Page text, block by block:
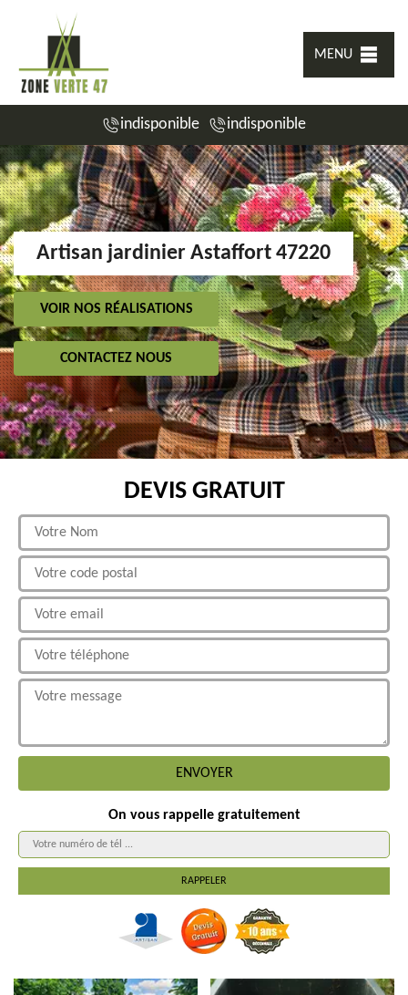
MENU
indisponible indisponible
Artisan jardinier Astaffort 47220
VOIR NOS RÉALISATIONS
CONTACTEZ NOUS
DEVIS GRATUIT
On vous rappelle gratuitement